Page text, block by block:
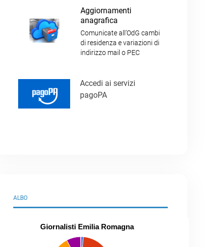
Aggiornamenti
anagrafica
Comunicate all’OdG cambi
di residenza e variazioni di
indirizzo mail o PEC
Accedi ai servizi
pagoPA
ALBO
Giornalisti Emilia Romagna